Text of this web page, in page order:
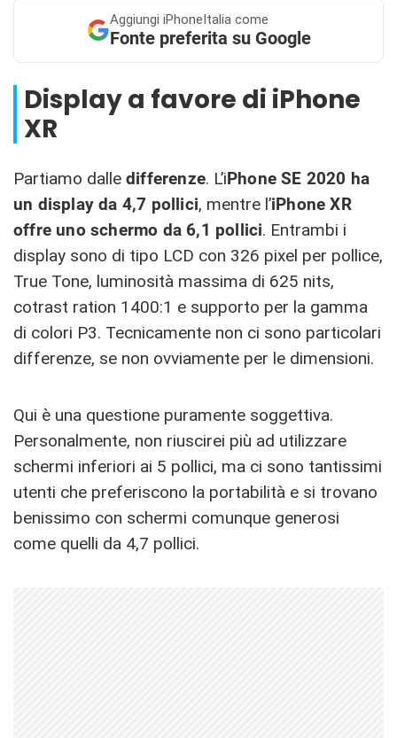
Aggiungi iPhoneItalia come
Fonte preferita su Google
Display a favore di iPhone
XR
Partiamo dalle differenze. L’iPhone SE 2020 ha
un display da 4,7 pollici, mentre l’iPhone XR
offre uno schermo da 6,1 pollici. Entrambi i
display sono di tipo LCD con 326 pixel per pollice,
True Tone, luminosità massima di 625 nits,
cotrast ration 1400:1 e supporto per la gamma
di colori P3. Tecnicamente non ci sono particolari
differenze, se non ovviamente per le dimensioni.
Qui è una questione puramente soggettiva.
Personalmente, non riuscirei più ad utilizzare
schermi inferiori ai 5 pollici, ma ci sono tantissimi
utenti che preferiscono la portabilità e si trovano
benissimo con schermi comunque generosi
come quelli da 4,7 pollici.